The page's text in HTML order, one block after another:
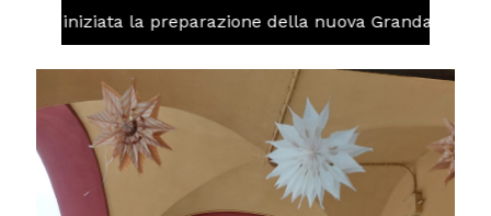
iniziata la preparazione della nuova Granda Volley